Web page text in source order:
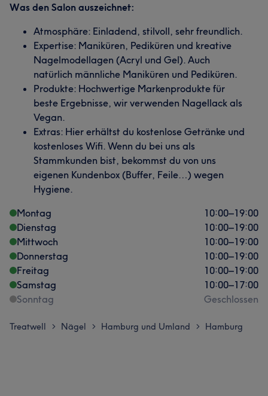
Was den Salon auszeichnet:
Atmosphäre: Einladend, stilvoll, sehr freundlich.
Expertise: Maniküren, Pediküren und kreative
Nagelmodellagen (Acryl und Gel). Auch
natürlich männliche Maniküren und Pediküren.
Produkte: Hochwertige Markenprodukte für
beste Ergebnisse, wir verwenden Nagellack als
Vegan.
Extras: Hier erhältst du kostenlose Getränke und
kostenloses Wifi. Wenn du bei uns als
Stammkunden bist, bekommst du von uns
eigenen Kundenbox (Buffer, Feile…) wegen
Hygiene.
Montag
10:00–19:00
Dienstag
10:00–19:00
Mittwoch
10:00–19:00
Donnerstag
10:00–19:00
Freitag
10:00–19:00
Samstag
10:00–17:00
Sonntag
Geschlossen
Treatwell > Nägel > Hamburg und Umland > Hamburg